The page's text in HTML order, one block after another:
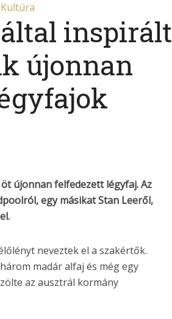
Kultúra
inspirált
újonnan
újonnan felfedezett légyfaj. Az
egy másikat Stan Leeről,
neveztek el a szakértők.
madár alfaj és még egy
az ausztrál kormány